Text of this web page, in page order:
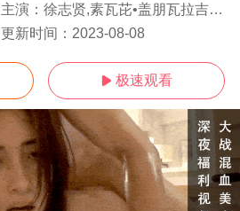
主演： 徐志贤,素瓦芘•盖朋瓦拉吉,纳特•提牌瞻,尼提破•泼展,斯李纳•苏砍塔拉,飘•斯李素万,剌塔蓬•阿农麻可提
更新时间： 2023-08-08
 极速观看